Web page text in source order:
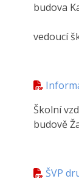
budova
vedoucí
Školní
budově
ŠVP